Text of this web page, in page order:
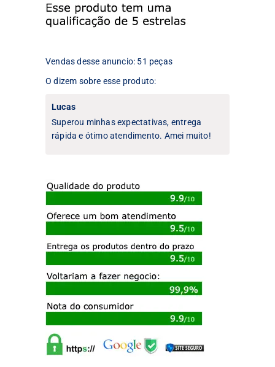
escolhidas
na
produto
na
Vendas desse anuncio: 51 peças
O dizem sobre esse produto:
Lucas
Superou minhas expectativas, entrega
rápida e ótimo atendimento. Amei muito!